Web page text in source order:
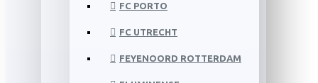
FC PORTO
FC UTRECHT
FEYENOORD ROTTERDAM